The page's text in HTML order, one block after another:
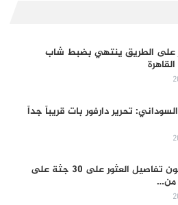
الطريق ينتهي بضبط شاب
تحرير دارفور بات قريباً جداً
شهود يكشفون تفاصيل العثور على 30 جثة على
من…